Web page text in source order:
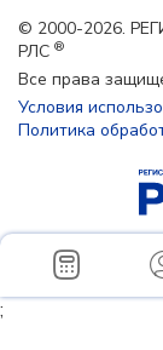
© 2000-2026.
РЛС ®
Все права
Условия
Политика
;